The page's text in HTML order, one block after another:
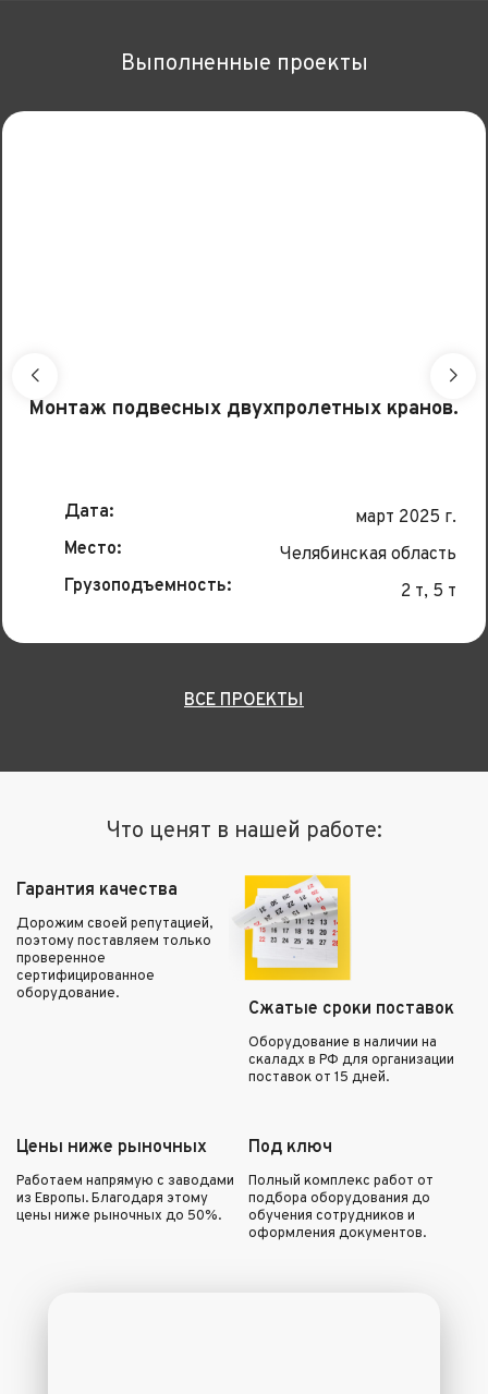
Выполненные проекты
Монтаж подвесных двухпролетных кранов.
Дата:
март 2025 г.
Место:
Челябинская область
Грузоподъемность:
2 т, 5 т
ВСЕ ПРОЕКТЫ
Что ценят в нашей работе:
Гарантия качества
Дорожим своей репутацией,
поэтому поставляем только
проверенное
сертифицированное
оборудование.
Сжатые сроки поставок
Оборудование в наличии на
скаладх в РФ для организации
поставок от 15 дней.
Цены ниже рыночных
Работаем напрямую с заводами
из Европы. Благодаря этому
цены ниже рыночных до 50%.
Под ключ
Полный комплекс работ от
подбора оборудования до
обучения сотрудников и
оформления документов.